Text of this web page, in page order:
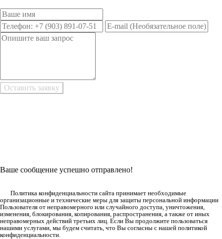
Ваше сообщение успешно отправлено!
Политика конфиденциальности сайта принимает необходимые
организационные и технические меры для защиты персональной информации
Пользователя от неправомерного или случайного доступа, уничтожения,
изменения, блокирования, копирования, распространения, а также от иных
неправомерных действий третьих лиц. Если Вы продолжите пользоваться
нашими услугами, мы будем считать, что Вы согласны с нашей политикой
конфиденциальности.